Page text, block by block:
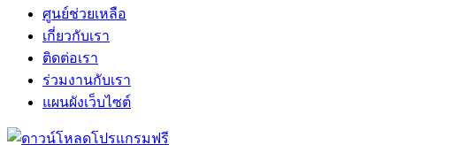
ศูนย์ช่วยเหลือ
เกี่ยวกับเรา
ติดต่อเรา
ร่วมงานกับเรา
แผนผังเว็บไซต์